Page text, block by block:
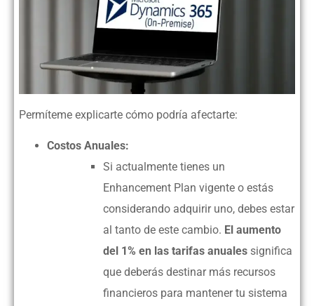
Permíteme explicarte cómo podría afectarte:
Costos Anuales:
Si actualmente tienes un
Enhancement Plan vigente o estás
considerando adquirir uno, debes estar
al tanto de este cambio. El aumento
del 1% en las tarifas anuales significa
que deberás destinar más recursos
financieros para mantener tu sistema